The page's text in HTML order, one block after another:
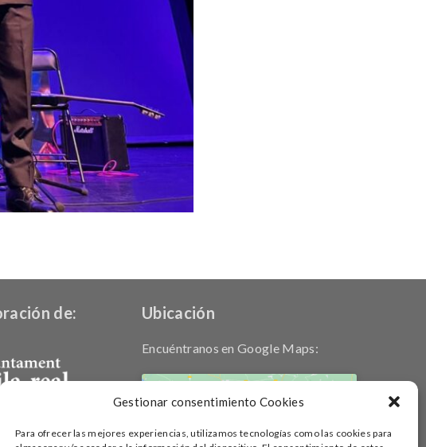
Gestionar consentimiento Cookies
Para ofrecer las mejores experiencias, utilizamos tecnologías como las cookies para
de: Ubicación
Encuéntranos en Google Maps:
Haz clic para aceptar cookies de